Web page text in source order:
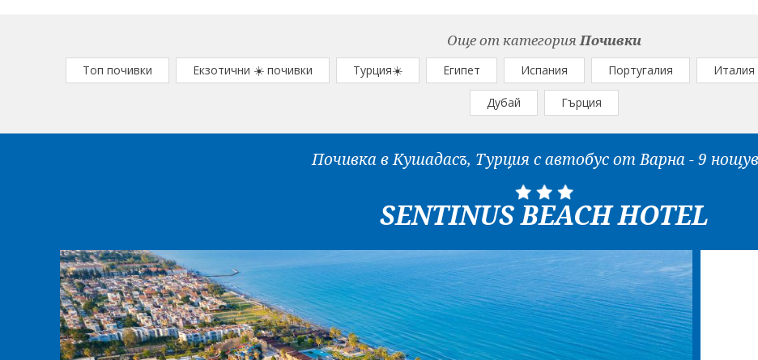
Още от категорияПочивки
Топ почивки Екзотични ☀️ почивки Турция☀️ Египет Испания Португалия Италия
Дубай Гърция
Почивка в Кушадасъ, Турция с автобус от Варна - 9
SENTINUS BEACH HOTEL